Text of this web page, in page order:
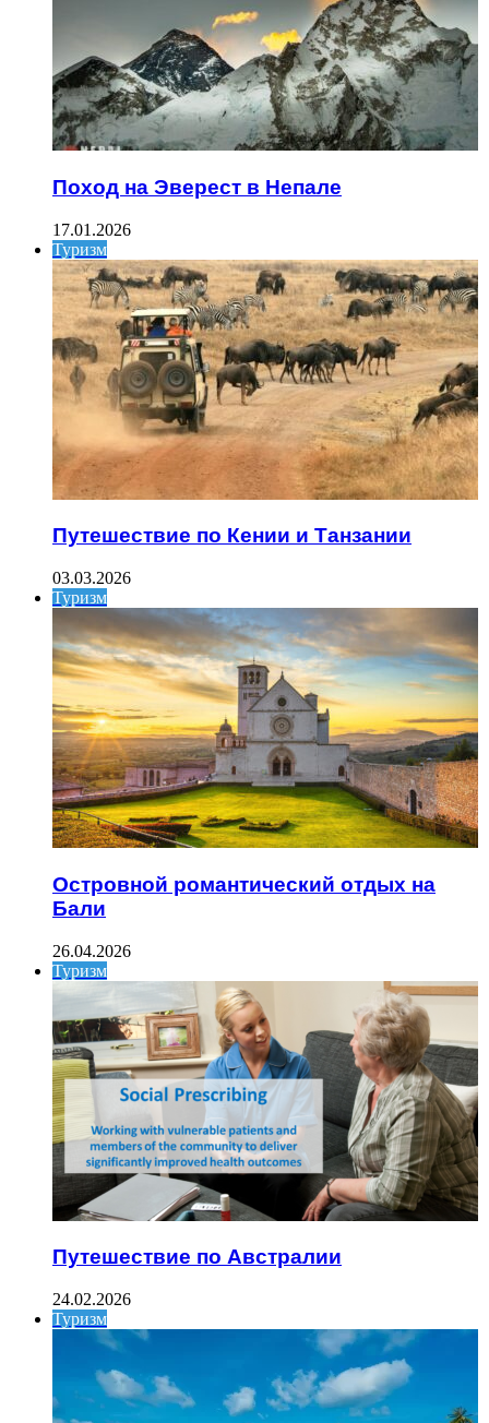
Поход на Эверест в Непале
17.01.2026
Туризм
Путешествие по Кении и Танзании
03.03.2026
Туризм
Островной романтический отдых на
Бали
26.04.2026
Туризм
Путешествие по Австралии
24.02.2026
Туризм